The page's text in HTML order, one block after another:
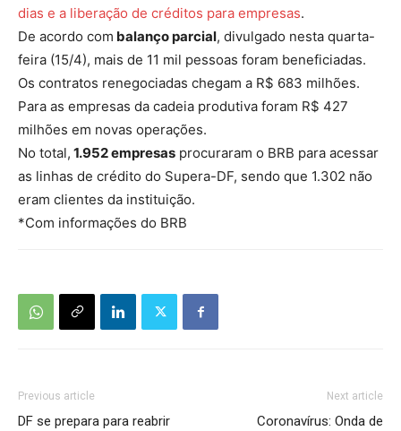
dias e a liberação de créditos para empresas.
De acordo com balanço parcial, divulgado nesta quarta-
feira (15/4), mais de 11 mil pessoas foram beneficiadas.
Os contratos renegociadas chegam a R$ 683 milhões.
Para as empresas da cadeia produtiva foram R$ 427
milhões em novas operações.
No total, 1.952 empresas procuraram o BRB para acessar
as linhas de crédito do Supera-DF, sendo que 1.302 não
eram clientes da instituição.
*Com informações do BRB
Previous article
DF se prepara para reabrir
Next article
Coronavírus: Onda de